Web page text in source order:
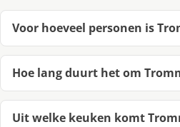
Voor hoeveel personen is
Hoe lang duurt het om
Uit welke keuken komt